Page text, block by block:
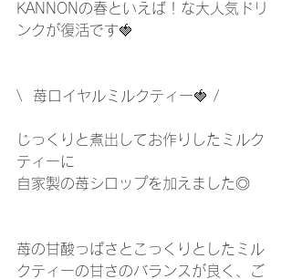
KANNONの春といえば！な大人気ドリ
ンクが復活です🍓
\  苺ロイヤルミルクティー🍓 /
じっくりと煮出してお作りしたミルク
ティーに
自家製の苺シロップを加えました◎
苺の甘酸っぱさとこっくりとしたミル
クティーの甘さのバランスが良く、ご